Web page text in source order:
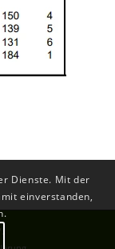
Dienste. Mit der
einverstanden,